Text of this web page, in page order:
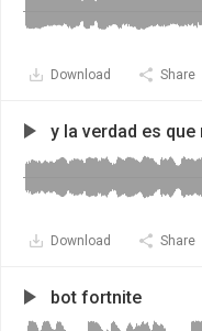
Download Share
y la verdad es
Download Share
bot fortnite